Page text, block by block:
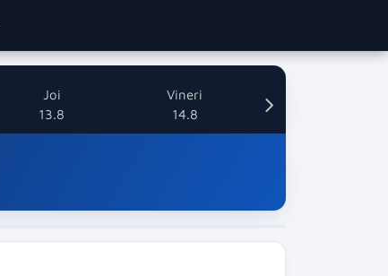
Joi
13.8
Vineri
14.8